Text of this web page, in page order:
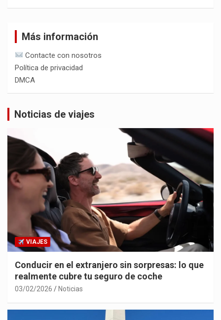
Más información
Contacte con nosotros
Política de privacidad
DMCA
Noticias de viajes
VIAJES
Conducir en el extranjero sin sorpresas: lo que
realmente cubre tu seguro de coche
03/02/2026 Noticias